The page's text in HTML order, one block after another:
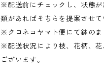
※配送前にチェックし、状態
類があればそちらを提案させて
※クロネコヤマト便にて鉢のま
※配送状況により枝、花柄、
ございます。